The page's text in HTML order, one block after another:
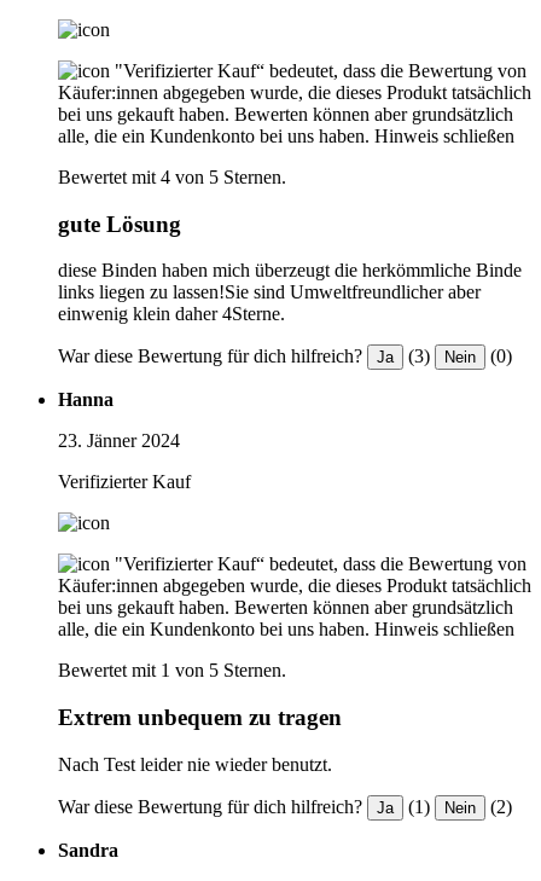
"Verifizierter Kauf“ bedeutet, dass die Bewertung von
Käufer:innen abgegeben wurde, die dieses Produkt tatsächlich
bei uns gekauft haben. Bewerten können aber grundsätzlich
alle, die ein Kundenkonto bei uns haben. Hinweis schließen
Bewertet mit 4 von 5 Sternen.
gute Lösung
diese Binden haben mich überzeugt die herkömmliche Binde
links liegen zu lassen!Sie sind Umweltfreundlicher aber
einwenig klein daher 4Sterne.
War diese Bewertung für dich hilfreich? Ja (3) Nein (0)
Hanna
23. Jänner 2024
Verifizierter Kauf
"Verifizierter Kauf“ bedeutet, dass die Bewertung von
Käufer:innen abgegeben wurde, die dieses Produkt tatsächlich
bei uns gekauft haben. Bewerten können aber grundsätzlich
alle, die ein Kundenkonto bei uns haben. Hinweis schließen
Bewertet mit 1 von 5 Sternen.
Extrem unbequem zu tragen
Nach Test leider nie wieder benutzt.
War diese Bewertung für dich hilfreich? Ja (1) Nein (2)
Sandra